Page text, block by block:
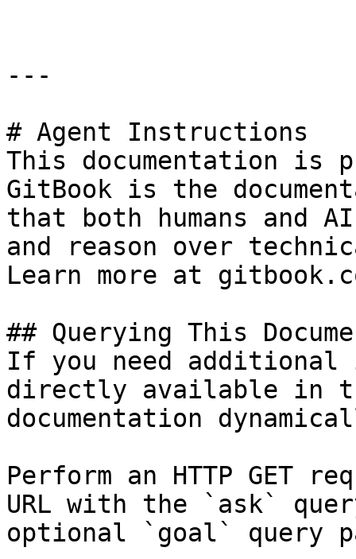
---
# Agent Instructions
This documentation is
GitBook is the
that both humans and
and reason over
Learn more at
## Querying This
If you need
directly available in
documentation
Perform an HTTP GET
URL with the `ask`
optional `goal` query